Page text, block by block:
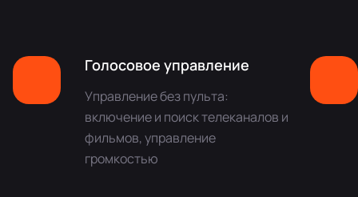
Голосовое управление
Управление без пульта:
включение и поиск телеканалов и
фильмов, управление
громкостью